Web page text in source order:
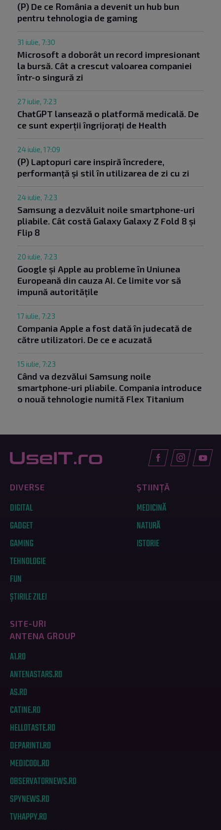
(P) De ce România a devenit un hub bun
pentru tehnologia de gaming
31 iulie, 7:30
Microsoft a doborât un record impresionant
la bursă. Cât a crescut valoarea companiei
într-o singură zi
27 iulie, 7:23
ChatGPT lansează o platformă medicală. De
ce sunt experții îngrijorați de Health
24 iulie, 17:09
(P) Laptopuri care inspiră încredere,
performanță și stil în utilizarea de zi cu zi
24 iulie, 7:23
Samsung a dezvăluit noile smartphone-uri
pliabile. Cât costă Galaxy Galaxy Z Fold 8 și
Flip 8
20 iulie, 7:23
Google și Apple au probleme în Uniunea
Europeană din cauza AI. Ce limite vor să
impună autoritățile
17 iulie, 7:23
Compania Apple a fost dată în judecată de
către utilizatori. De ce e acuzată
15 iulie, 7:23
Când va dezvălui Samsung noile
smartphone-uri pliabile. Compania introduce
o nouă tehnologie numită Flex Titanium
DIVERSE
DIGITAL
GADGET
GAMING
TEHNOLOGIE
FUN
ȘTIRILE ZILEI
ȘTIINȚĂ
MEDICINĂ
NATURĂ
ISTORIE
SITE-URI
ANTENA GROUP
A1.RO
ANTENASTARS.RO
AS.RO
CATINE.RO
HELLOTASTE.RO
DEPARINTI.RO
MEDICOOL.RO
OBSERVATORNEWS.RO
SPYNEWS.RO
TVHAPPY.RO